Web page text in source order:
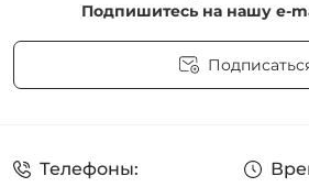
Подпишитесь на нашу e-
Пользовательское
Телефоны: